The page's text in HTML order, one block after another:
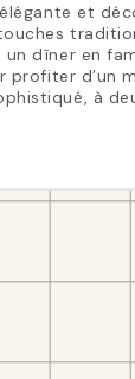
et
dîner en
profiter d’un
à